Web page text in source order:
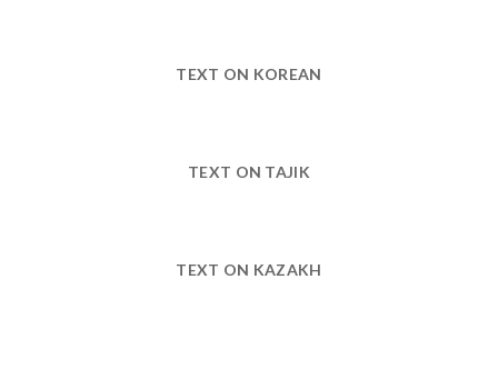
TEXT ON KOREAN
TEXT ON TAJIK
TEXT ON KAZAKH